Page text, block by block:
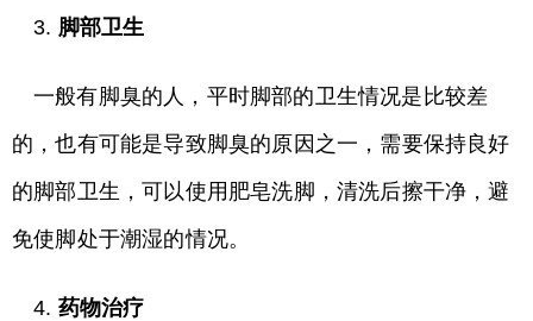
3. 脚部卫生
一般有脚臭的人，平时脚部的卫生情况是比较差
的，也有可能是导致脚臭的原因之一，需要保持良好
的脚部卫生，可以使用肥皂洗脚，清洗后擦干净，避
免使脚处于潮湿的情况。
4. 药物治疗